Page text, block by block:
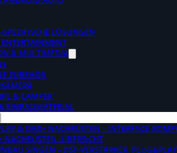
SPEZIFISCHE LÖSUNGEN
ENTERTAINMENT
& MULTIMEDIA
ZUBEHÖR
& CAMPER
EINBAUMATERIAL
& DAB+ NACHRÜSTEN – INTERFACE-
NACHRÜSTEN -ÜBERSICHT
SINGEN – DSP-VERSTÄRKER,